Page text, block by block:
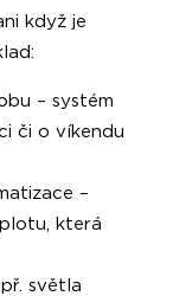
když je
– systém
či o víkendu
–
která
světla